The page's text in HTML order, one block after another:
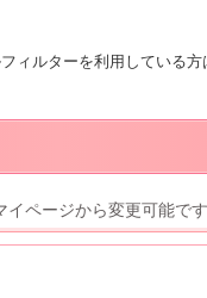
ルターを利用している方
ページから変更可能です